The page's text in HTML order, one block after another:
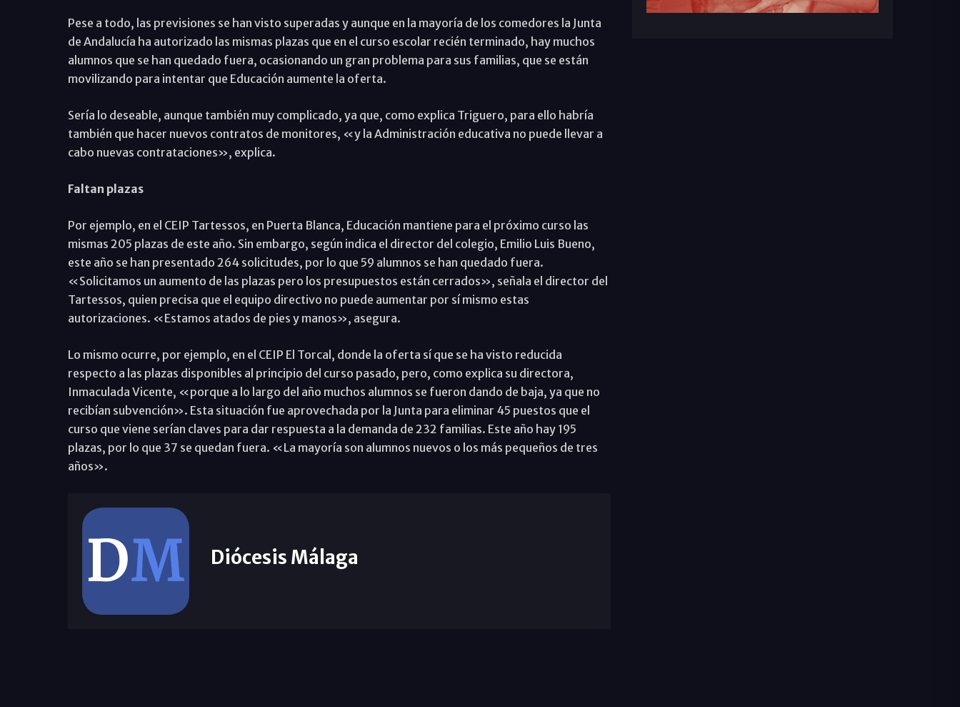
Pese a todo, las previsiones se han visto superadas y aunque en la mayoría de los comedores la Junta
de Andalucía ha autorizado las mismas plazas que en el curso escolar recién terminado, hay muchos
alumnos que se han quedado fuera, ocasionando un gran problema para sus familias, que se están
movilizando para intentar que Educación aumente la oferta.
Sería lo deseable, aunque también muy complicado, ya que, como explica Triguero, para ello habría
también que hacer nuevos contratos de monitores, «y la Administración educativa no puede llevar a
cabo nuevas contrataciones», explica.
Faltan plazas
Por ejemplo, en el CEIP Tartessos, en Puerta Blanca, Educación mantiene para el próximo curso las
mismas 205 plazas de este año. Sin embargo, según indica el director del colegio, Emilio Luis Bueno,
este año se han presentado 264 solicitudes, por lo que 59 alumnos se han quedado fuera.
«Solicitamos un aumento de las plazas pero los presupuestos están cerrados», señala el director del
Tartessos, quien precisa que el equipo directivo no puede aumentar por sí mismo estas
autorizaciones. «Estamos atados de pies y manos», asegura.
Lo mismo ocurre, por ejemplo, en el CEIP El Torcal, donde la oferta sí que se ha visto reducida
respecto a las plazas disponibles al principio del curso pasado, pero, como explica su directora,
Inmaculada Vicente, «porque a lo largo del año muchos alumnos se fueron dando de baja, ya que no
recibían subvención». Esta situación fue aprovechada por la Junta para eliminar 45 puestos que el
curso que viene serían claves para dar respuesta a la demanda de 232 familias. Este año hay 195
plazas, por lo que 37 se quedan fuera. «La mayoría son alumnos nuevos o los más pequeños de tres
años».
Diócesis Málaga